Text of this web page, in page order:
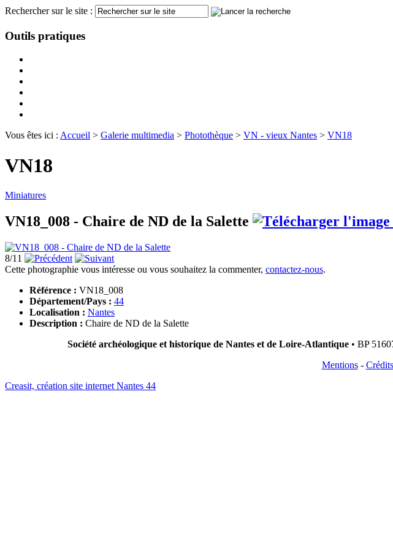
Rechercher sur le site :
Outils pratiques
Vous êtes ici : Accueil > Galerie multimedia > Photothèque > VN - vieux Nantes > VN18
VN18
Miniatures
VN18_008 - Chaire de ND de la Salette
8/11
Cette photographie vous intéresse ou vous souhaitez la commenter, contactez-nous.
Référence : VN18_008
Département/Pays : 44
Localisation : Nantes
Description : Chaire de ND de la Salette
Société archéologique et historique de Nantes et de Loire-Atlantique • BP
Mentions- Crédits
Creasit, création site internet Nantes 44